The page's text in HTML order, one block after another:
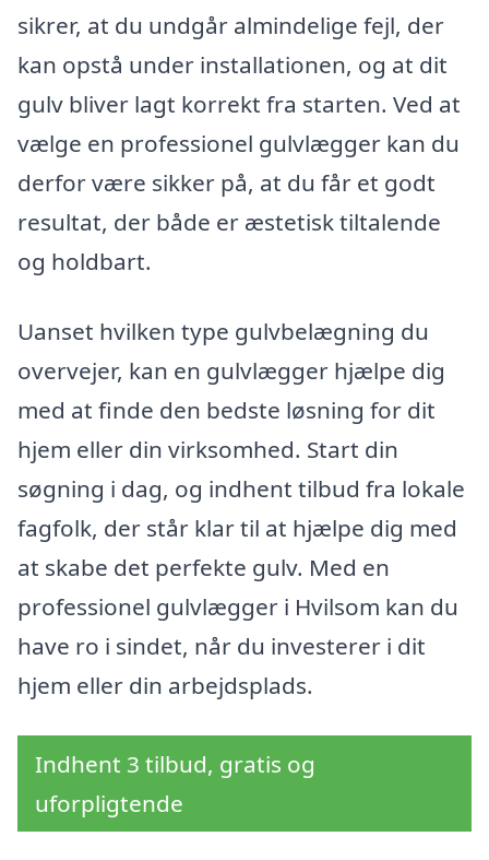
sikrer, at du undgår almindelige fejl, der
kan opstå under installationen, og at dit
gulv bliver lagt korrekt fra starten. Ved at
vælge en professionel gulvlægger kan du
derfor være sikker på, at du får et godt
resultat, der både er æstetisk tiltalende
og holdbart.
Uanset hvilken type gulvbelægning du
overvejer, kan en gulvlægger hjælpe dig
med at finde den bedste løsning for dit
hjem eller din virksomhed. Start din
søgning i dag, og indhent tilbud fra lokale
fagfolk, der står klar til at hjælpe dig med
at skabe det perfekte gulv. Med en
professionel gulvlægger i Hvilsom kan du
have ro i sindet, når du investerer i dit
hjem eller din arbejdsplads.
Indhent 3 tilbud, gratis og
uforpligtende